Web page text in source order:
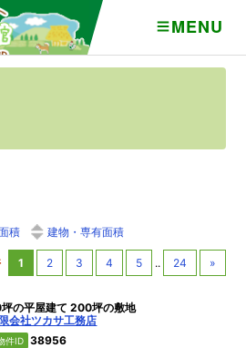
MENU
積 建物・専有面積
1 2 3 4 5 .. 24 »
の平屋建て 200坪の敷地
会社ツカサ工務店
件ID 38956